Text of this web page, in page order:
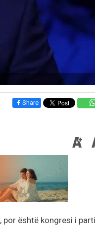
Share
, por është kongresi i